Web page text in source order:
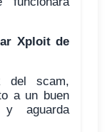
Xploit de
del scam,
a un buen
aguarda